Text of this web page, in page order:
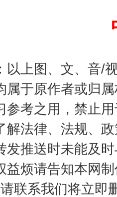
以上图、文、音/
属于原作者或归
参考之用，禁止
解法律、法规、
发推送时未能及
益烦请告知本网
联系我们将立即
超标问题” 法